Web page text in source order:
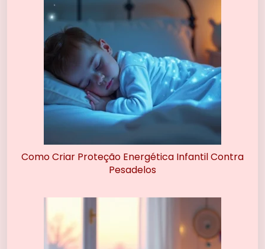
Como Criar Proteção Energética Infantil Contra
Pesadelos